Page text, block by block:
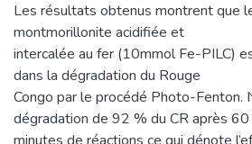
Les résultats obtenus montrent que
montmorillonite acidifiée et
intercalée au fer (10mmol Fe-PILC)
dans la dégradation du Rouge
Congo par le procédé Photo-Fenton.
dégradation de 92 % du CR après 60